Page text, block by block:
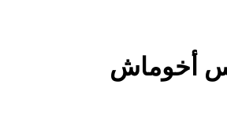
أخوماش